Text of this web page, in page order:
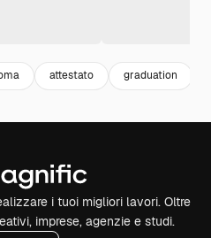
attestato graduation
i tuoi migliori lavori. Oltre
imprese, agenzie e studi.